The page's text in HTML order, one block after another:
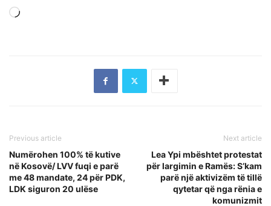
Previous article
Numërohen 100% të kutive
në Kosovë/ LVV fuqi e parë
me 48 mandate, 24 për PDK,
LDK siguron 20 ulëse
Next article
Lea Ypi mbështet protestat
për largimin e Ramës: S’kam
parë një aktivizëm të tillë
qytetar që nga rënia e
komunizmit